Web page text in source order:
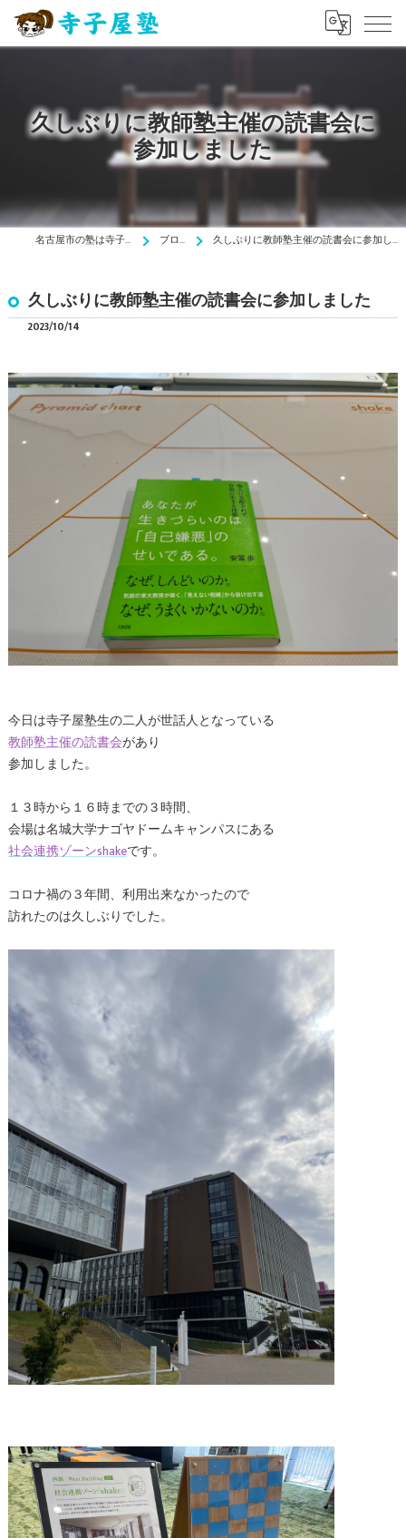
久しぶりに教師塾主催の読書会に
参加しました
名古屋市の塾は寺子屋塾 ブログ 久しぶりに教師塾主催の読書会に参加しました
久しぶりに教師塾主催の読書会に参加しました
2023/10/14
今日は寺子屋塾生の二人が世話人となっている
教師塾主催の読書会があり
参加しました。
１３時から１６時までの３時間、
会場は名城大学ナゴヤドームキャンパスにある
社会連携ゾーンshakeです。
コロナ禍の３年間、利用出来なかったので
訪れたのは久しぶりでした。